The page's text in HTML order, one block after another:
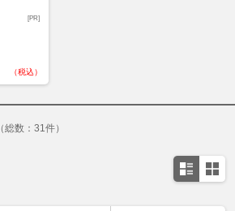
[PR]
（税込）
（総数：31件）